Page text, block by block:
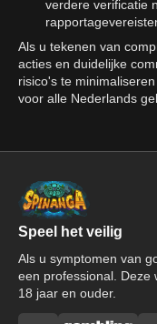
verdere verificatie
Als u tekenen van
acties en duidelijke
risico's te
voor alle Nederlands
Speel het veilig
Als u symptomen van
een professional. Deze
18 jaar en ouder.